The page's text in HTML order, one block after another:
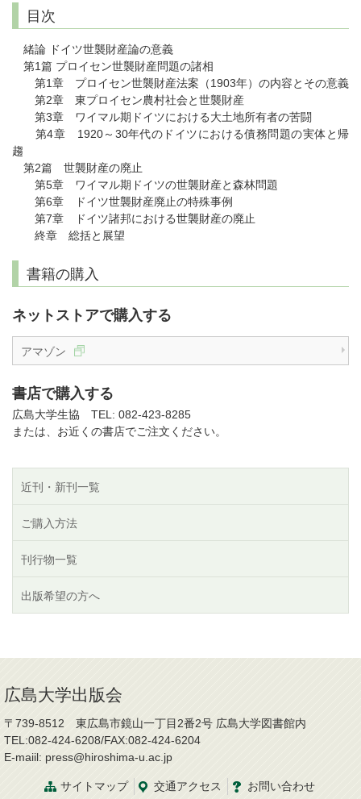
目次
緒論 ドイツ世襲財産論の意義
第1篇 プロイセン世襲財産問題の諸相
第1章 プロイセン世襲財産法案（1903年）の内容とその意義
第2章 東プロイセン農村社会と世襲財産
第3章 ワイマル期ドイツにおける大土地所有者の苦闘
第4章 1920～30年代のドイツにおける債務問題の実体と帰
趨
第2篇 世襲財産の廃止
第5章 ワイマル期ドイツの世襲財産と森林問題
第6章 ドイツ世襲財産廃止の特殊事例
第7章 ドイツ諸邦における世襲財産の廃止
終章 総括と展望
書籍の購入
ネットストアで購入する
アマゾン
書店で購入する
広島大学生協 TEL: 082-423-8285
または、お近くの書店でご注文ください。
近刊・新刊一覧
ご購入方法
刊行物一覧
出版希望の方へ
広島大学出版会
〒739-8512 東広島市鏡山一丁目2番2号 広島大学図書館内
TEL:082-424-6208/FAX:082-424-6204
E-maiil: press@hiroshima-u.ac.jp
サイトマップ 交通アクセス お問い合わせ